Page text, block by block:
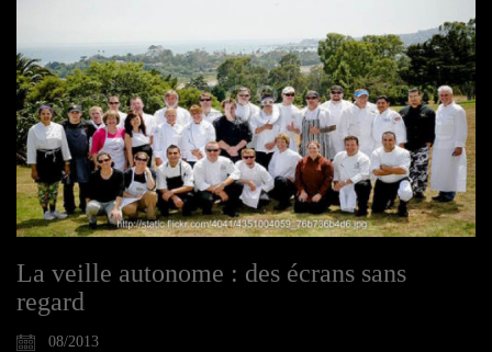
La veille autonome : des écrans sans
regard
08/2013